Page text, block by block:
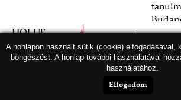
HOLUB 1917
Fiume czímere. Turul 35 (1917) 48–50.
A honlapon használt sütik (cookie) elfogadásával,
böngészést. A honlap további használatával
használatához.
Elfogadom